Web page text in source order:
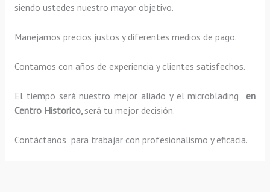
siendo ustedes nuestro mayor objetivo.
Manejamos precios justos y diferentes medios de pago.
Contamos con años de experiencia y clientes satisfechos.
El tiempo será nuestro mejor aliado y elmicroblading en
Centro Historico, será tu mejor decisión.
Contáctanos para trabajar con profesionalismo y eficacia.